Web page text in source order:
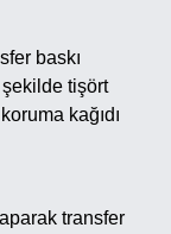
baskı
şekilde tişört
kağıdı
transfer